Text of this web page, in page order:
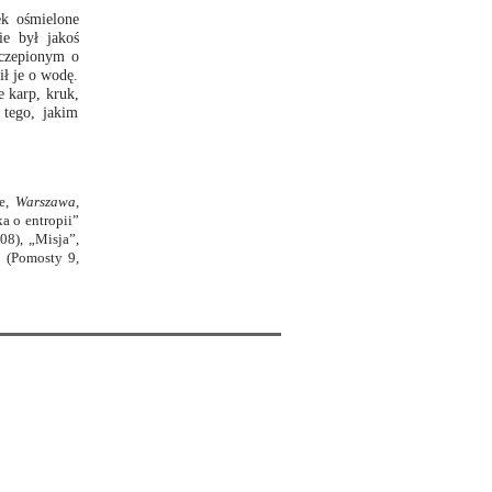
ośmielone
był jakoś
o
je o wodę.
karp, kruk,
tego, jakim
Warszawa,
o entropii”
„Misja”,
(Pomosty 9,